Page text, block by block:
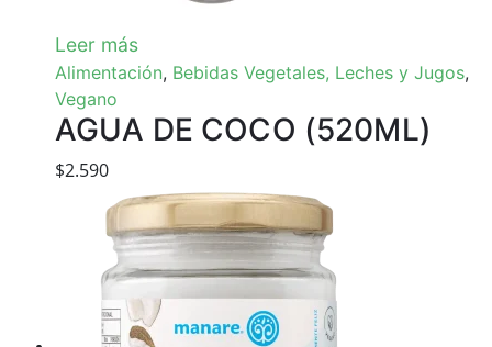
Leer más
Alimentación, Bebidas Vegetales, Leches y Jugos,
Vegano
AGUA DE COCO (520ML)
$2.590